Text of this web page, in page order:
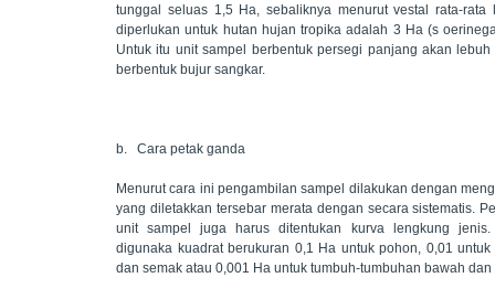
tunggal seluas 1,5 Ha, sebaliknya menurut vestal rata-rata
diperlukan untuk hutan hujan tropika adalah 3 Ha (s
Untuk itu unit sampel berbentuk persegi panjang akan
berbentuk bujur sangkar.
b. Cara petak ganda
Menurut cara ini pengambilan sampel dilakukan dengan
yang diletakkan tersebar merata dengan secara sistematis.
unit sampel juga harus ditentukan kurva lengkung
digunaka kuadrat berukuran 0,1 Ha untuk pohon, 0,01
dan semak atau 0,001 Ha untuk tumbuh-tumbuhan bawah